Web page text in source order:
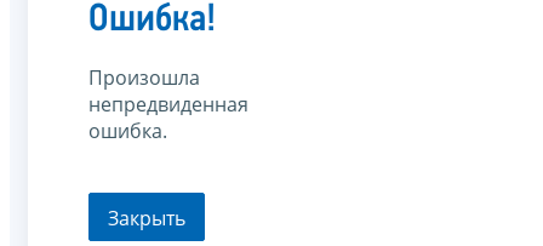
Ошибка!
Произошла
непредвиденная
ошибка.
Закрыть